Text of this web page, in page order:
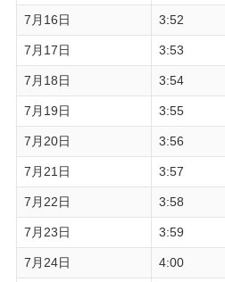
7月16日 3:52
7月17日 3:53
7月18日 3:54
7月19日 3:55
7月20日 3:56
7月21日 3:57
7月22日 3:58
7月23日 3:59
7月24日 4:00